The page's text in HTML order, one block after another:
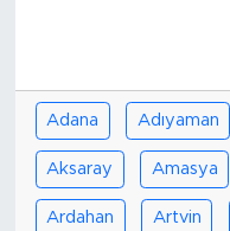
Adana Adıyaman
Aksaray Amasya
Ardahan Artvin